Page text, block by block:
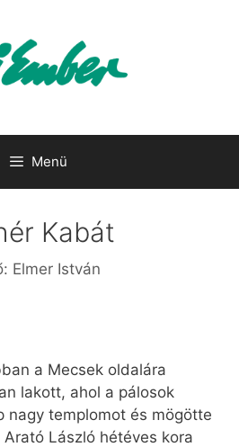
Menü
Kabát
Elmer István
a Mecsek oldalára
lakott, ahol a pálosok
nagy templomot és mögötte
László hétéves kora